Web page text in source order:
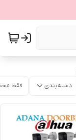
دسته‌بندی فقط